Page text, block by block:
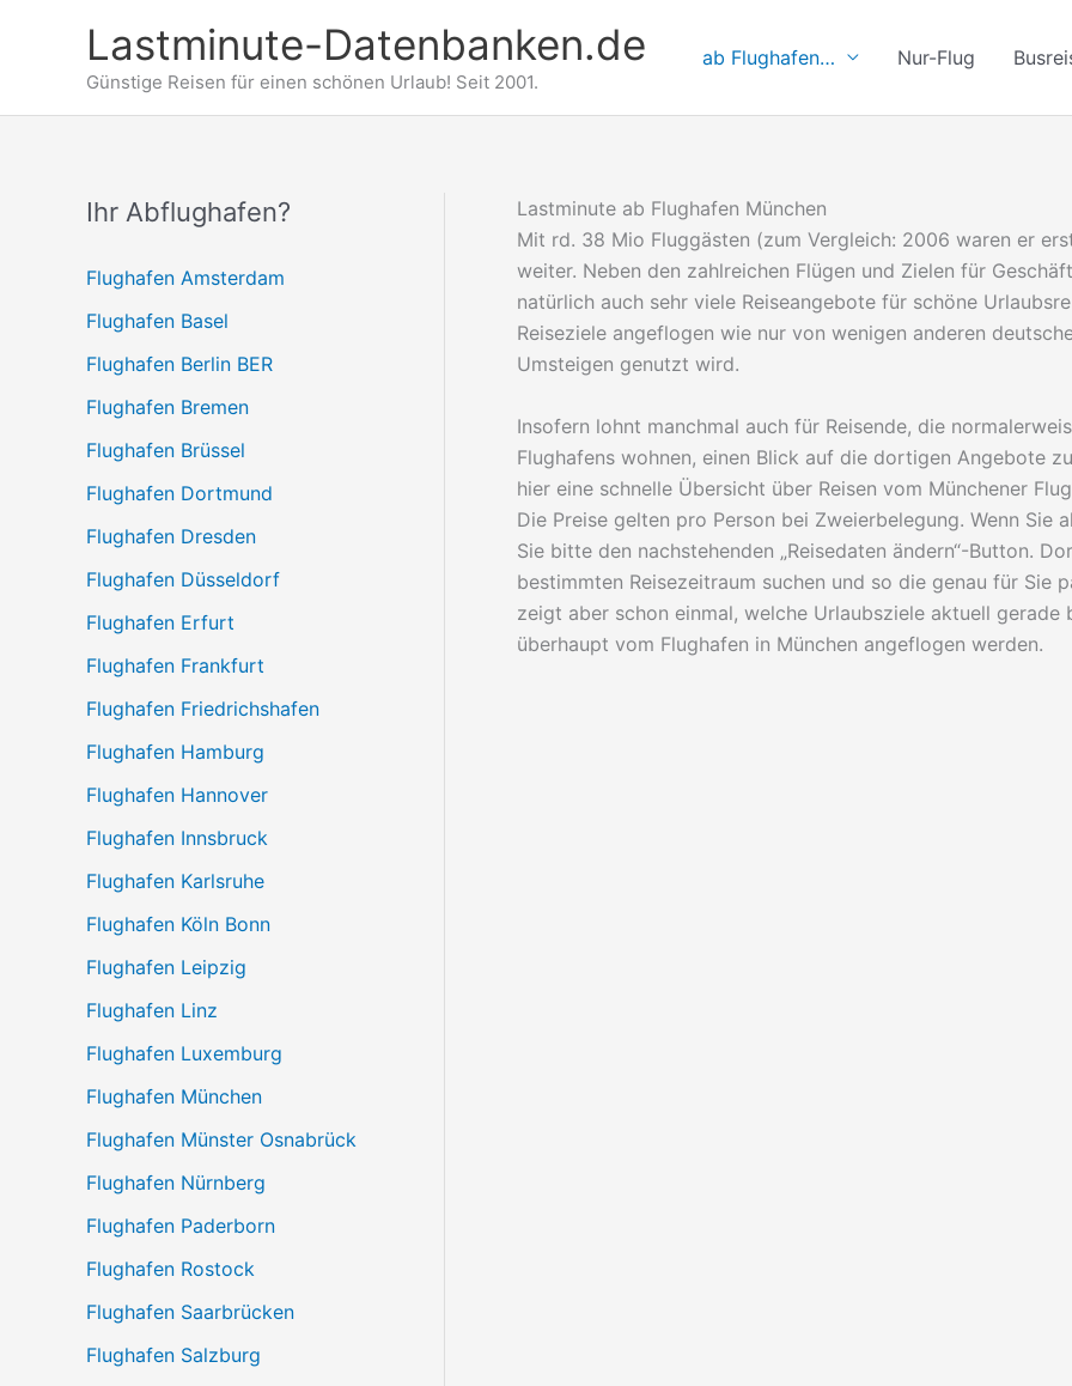
Lastminute-Datenbanken.de
Günstige Reisen für einen schönen Urlaub! Seit 2001.
ab Flughafen… Nur-Flug
Ihr Abflughafen?
Flughafen Amsterdam
Flughafen Basel
Flughafen Berlin BER
Flughafen Bremen
Flughafen Brüssel
Flughafen Dortmund
Flughafen Dresden
Flughafen Düsseldorf
Flughafen Erfurt
Flughafen Frankfurt
Flughafen Friedrichshafen
Flughafen Hamburg
Flughafen Hannover
Flughafen Innsbruck
Flughafen Karlsruhe
Flughafen Köln Bonn
Flughafen Leipzig
Flughafen Linz
Flughafen Luxemburg
Flughafen München
Flughafen Münster Osnabrück
Flughafen Nürnberg
Flughafen Paderborn
Flughafen Rostock
Flughafen Saarbrücken
Flughafen Salzburg
Lastminute ab Flughafen München
Mit rd. 38 Mio Fluggästen (zum Vergleich: 2006 waren er
weiter. Neben den zahlreichen Flügen und Zielen für
natürlich auch sehr viele Reiseangebote für schöne
Reiseziele angeflogen wie nur von wenigen anderen
Umsteigen genutzt wird.
Insofern lohnt manchmal auch für Reisende, die
Flughafens wohnen, einen Blick auf die dortigen Angebote
hier eine schnelle Übersicht über Reisen vom Münchener
Die Preise gelten pro Person bei Zweierbelegung. Wenn Sie
Sie bitte den nachstehenden „Reisedaten ändern“-Button.
bestimmten Reisezeitraum suchen und so die genau für Sie
zeigt aber schon einmal, welche Urlaubsziele aktuell
überhaupt vom Flughafen in München angeflogen werden.